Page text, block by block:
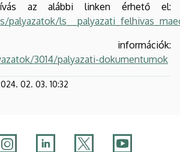
az alábbi linken érhető el:
információk:
3014/palyazati-dokumentumok
02. 03. 10:32